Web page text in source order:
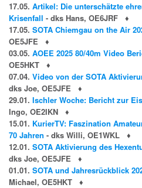
17.05. Artikel: Die unterschätzte
Krisenfall - dks Hans, OE6JRF
♦
17.05. SOTA Chiemgau on the Air
OE5JFE
♦
03.05. AOEE 2025 80/40m Video
OE5HKT
♦
07.04. Video von der SOTA
dks Joe, OE5JFE
♦
29.01. Ischler Woche: Bericht zur
Ingo, OE2IKN
♦
15.01. KurierTV: Faszination
70 Jahren - dks Willi, OE1WKL
♦
12.01. SOTA Aktivierung des
dks Joe, OE5JFE
♦
01.01. SOTA und Jahresrückblick
Michael, OE5HKT
♦